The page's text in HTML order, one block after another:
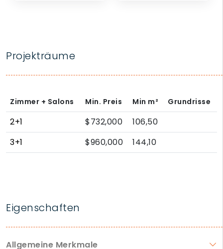
Projekträume
Zimmer + Salons Min. Preis Min m² Grundrisse
2+1 $732,000
106,50
3+1
$960,000 144,10
Eigenschaften
Allgemeine Merkmale